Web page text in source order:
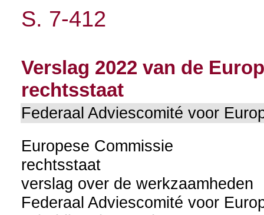
S. 7-412
Verslag 2022 van de
rechtsstaat
Federaal Adviescomité voor
Europese Commissie
rechtsstaat
verslag over de werkzaamheden
Federaal Adviescomité voor